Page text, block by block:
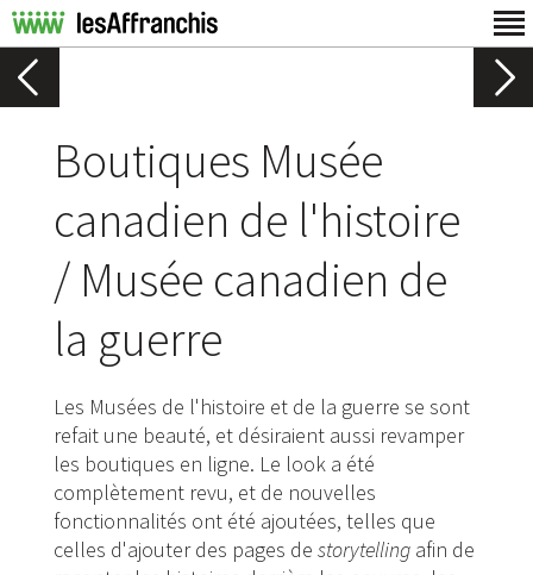
Boutiques Musée
canadien de l'histoire
/ Musée canadien de
la guerre
Les Musées de l'histoire et de la guerre se sont
refait une beauté, et désiraient aussi revamper
les boutiques en ligne. Le look a été
complètement revu, et de nouvelles
fonctionnalités ont été ajoutées, telles que
celles d'ajouter des pages de storytelling afin de